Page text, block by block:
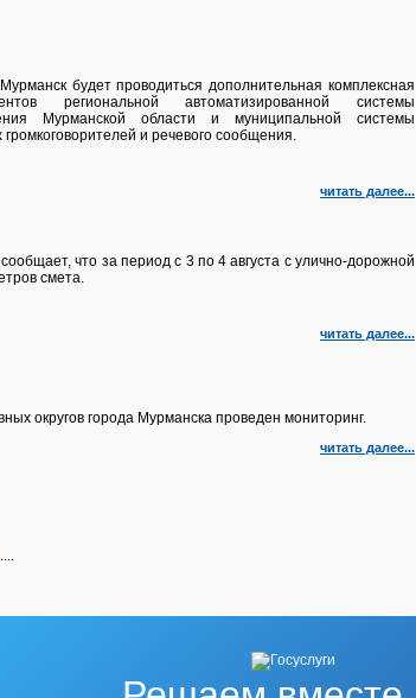
будет проводиться дополнительная комплексная
региональной автоматизированной системы
Мурманской области и муниципальной системы
и речевого сообщения.
читать далее...
что за период с 3 по 4 августа с улично‑дорожной
смета.
читать далее...
округов города Мурманска проведен мониторинг.
читать далее...
....